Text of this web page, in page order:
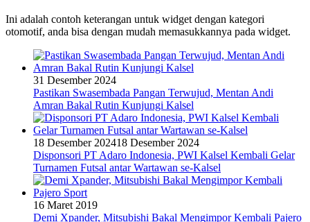
Ini adalah contoh keterangan untuk widget dengan kategori
otomotif, anda bisa dengan mudah memasukkannya pada widget.
31 Desember 2024
Pastikan Swasembada Pangan Terwujud, Mentan Andi
Amran Bakal Rutin Kunjungi Kalsel
18 Desember 202418 Desember 2024
Disponsori PT Adaro Indonesia, PWI Kalsel Kembali Gelar
Turnamen Futsal antar Wartawan se-Kalsel
16 Maret 2019
Demi Xpander, Mitsubishi Bakal Mengimpor Kembali Pajero